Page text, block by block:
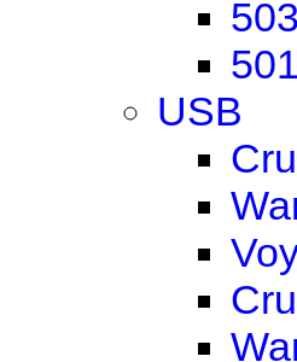
501
USB